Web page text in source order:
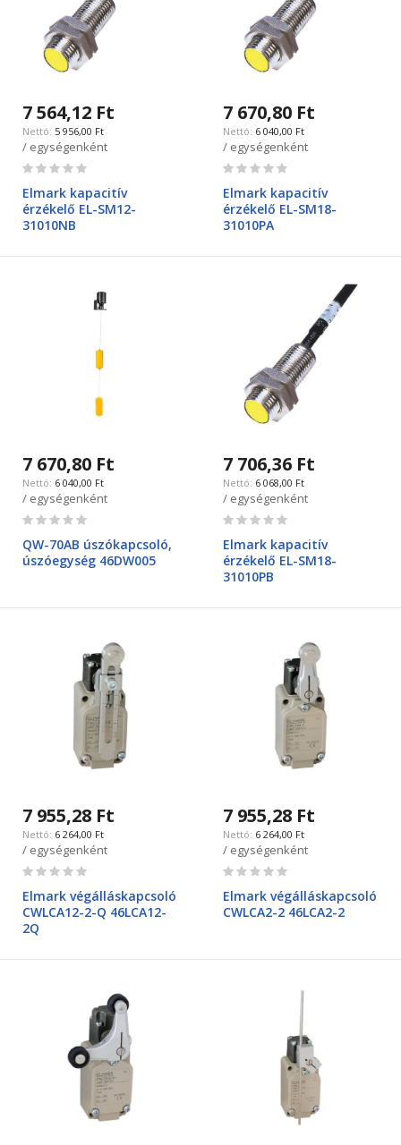
7 564,12 Ft
5 956,00 Ft
/ egységenként
Rating:
Elmark kapacitív
érzékelő EL-SM12-
31010NB
7 670,80 Ft
6 040,00 Ft
/ egységenként
Rating:
Elmark kapacitív
érzékelő EL-SM18-
31010PA
7 670,80 Ft
6 040,00 Ft
/ egységenként
Rating:
QW-70AB úszókapcsoló,
úszóegység 46DW005
7 706,36 Ft
6 068,00 Ft
/ egységenként
Rating:
Elmark kapacitív
érzékelő EL-SM18-
31010PB
7 955,28 Ft
6 264,00 Ft
/ egységenként
Rating:
Elmark végálláskapcsoló
CWLCA12-2-Q 46LCA12-
2Q
7 955,28 Ft
6 264,00 Ft
/ egységenként
Rating:
Elmark végálláskapcsoló
CWLCA2-2 46LCA2-2